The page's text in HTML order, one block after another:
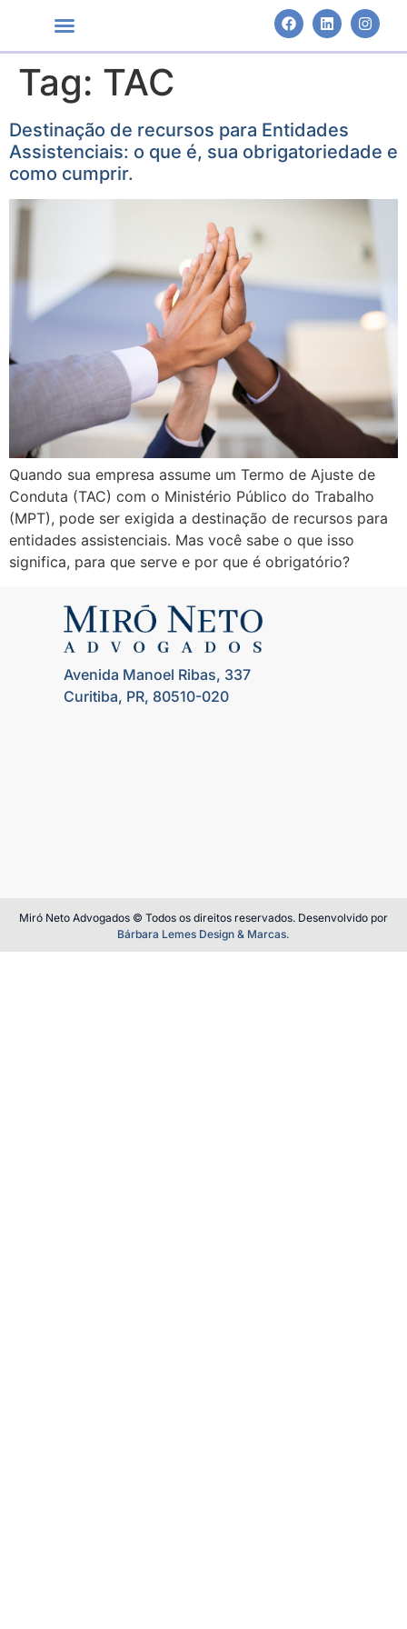
Tag: TAC
Destinação de recursos para Entidades
Assistenciais: o que é, sua obrigatoriedade e
como cumprir.
Quando sua empresa assume um Termo de Ajuste de
Conduta (TAC) com o Ministério Público do Trabalho
(MPT), pode ser exigida a destinação de recursos para
entidades assistenciais. Mas você sabe o que isso
significa, para que serve e por que é obrigatório?
Avenida Manoel Ribas, 337
Curitiba, PR, 80510-020
Miró Neto Advogados © Todos os direitos reservados. Desenvolvido por
Bárbara Lemes Design & Marcas.